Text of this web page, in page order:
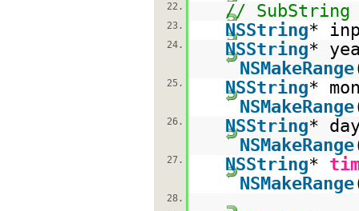
22.
// SubString
23. NSString*
24. NSString*
NSMakeRange
25. NSString*
NSMakeRange
26. NSString*
NSMakeRange
27. NSString*
NSMakeRange
28.